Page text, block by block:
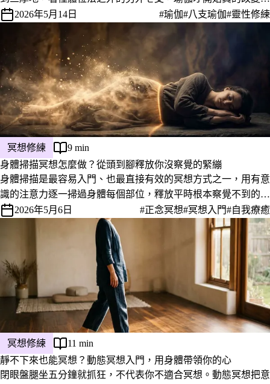
活。2026年5月14日 #瑜伽#八支瑜伽#靈性修練
冥想修練
9 min
身體掃描冥想怎麼做？從頭到腳釋放你沒察覺的緊繃
身體掃描是最容易入門、也最直接有效的冥想方式之一，用有意
識的注意力逐一掃過身體每個部位，釋放平時根本察覺不到的緊
繃與情緒積累。這篇提供完整步驟說明，以及做的時候常見狀況
2026年5月6日 #正念冥想#冥想入門#自我療癒
冥想修練
11 min
靜不下來也能冥想？動態冥想入門，用身體帶領你的心
閉眼盤腿坐五分鐘就抓狂，不代表你不適合冥想。動態冥想把意